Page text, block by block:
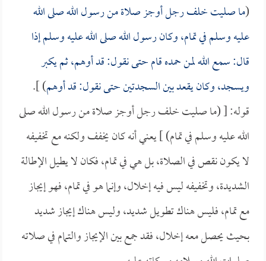
(ما صليت خلف رجل أوجز صلاة من رسول الله صلى الله
عليه وسلم في تمام، وكان رسول الله صلى الله عليه وسلم إذا
قال: سمع الله لمن حمده قام حتى نقول: قد أوهم، ثم يكبر
ويسجد، وكان يقعد بين السجدتين حتى نقول: قد أوهم) ].
قوله: [ (ما صليت خلف رجل أوجز صلاة من رسول الله صلى
الله عليه وسلم في تمام) ] يعني أنه كان يخفف ولكنه مع تخفيفه
لا يكون نقص في الصلاة، بل هي في تمام، فكان لا يطيل الإطالة
الشديدة، وتخفيفه ليس فيه إخلال، وإنما هو في تمام، فهو إيجاز
مع تمام، فليس هناك تطويل شديد، وليس هناك إيجاز شديد
بحيث يحصل معه إخلال، فقد جمع بين الإيجاز والتمام في صلاته